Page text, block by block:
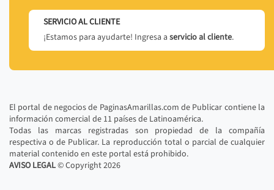
SERVICIO AL CLIENTE
¡Estamos para ayudarte! Ingresa a servicio al cliente.
El portal de negocios de PaginasAmarillas.com de Publicar contiene la
información comercial de 11 países de Latinoamérica.
Todas las marcas registradas son propiedad de la compañía
respectiva o de Publicar. La reproducción total o parcial de cualquier
material contenido en este portal está prohibido.
AVISO LEGAL© Copyright2026